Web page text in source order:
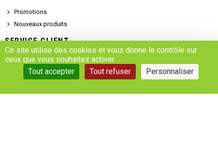
Promotions
Nouveaux produits
SERVICE CLIENT
Demander un devis
Se connecter
Accédez à votre compte
Gestion des cookies
Ce site utilise des cookies et vous donne le contrôle sur
ceux que vous souhaitez activer
Tout accepter
Tout refuser Personnaliser